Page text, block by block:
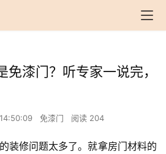
免漆门？听专家一说完，
免漆门 阅读 204
装修问题太多了。就拿房门材料的